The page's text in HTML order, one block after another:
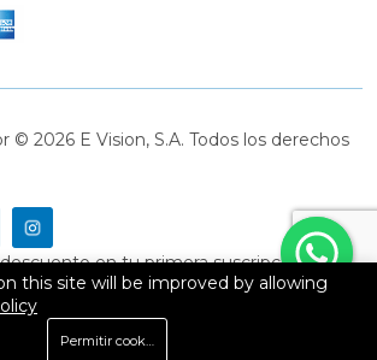
© 2026 E Vision, S.A. Todos los derechos
en tu primera suscripción
Carrito
this site will be improved by allowing
Permitir cookies